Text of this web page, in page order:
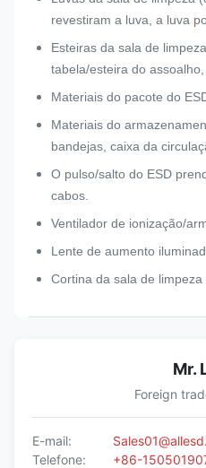
revestiram a luva, a luva
Esteiras da sala de
tabela/esteira do
Materiais do pacote do
Materiais do
bandejas, caixa da
O pulso/salto do ESD
cabos.
Ventilador de ionização/
Lente de aumento
Cortina da sala de limpeza
Mr.
Foreign
E-mail:
Telefone:
+86-